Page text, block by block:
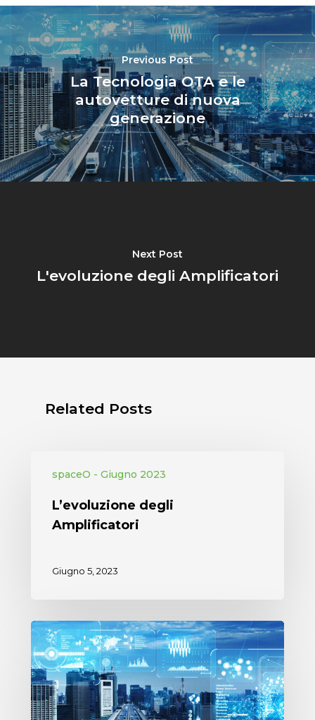
Previous Post
La Tecnologia OTA e le
autovetture di nuova
generazione
Next Post
L'evoluzione degli Amplificatori
Related Posts
spaceO - Giugno 2023
L’evoluzione degli
Amplificatori
Giugno 5, 2023